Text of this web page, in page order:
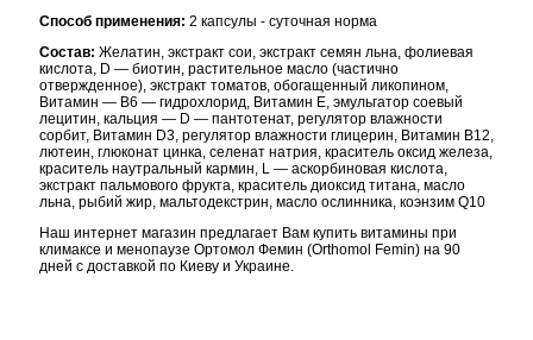
Способ применения: 2 капсулы - суточная норма
Состав: Желатин, экстракт сои, экстракт семян льна, фолиевая
кислота, D — биотин, растительное масло (частично
отвержденное), экстракт томатов, обогащенный ликопином,
Витамин — В6 — гидрохлорид, Витамин E, эмульгатор соевый
лецитин, кальция — D — пантотенат, регулятор влажности
сорбит, Витамин D3, регулятор влажности глицерин, Витамин В12,
лютеин, глюконат цинка, селенат натрия, краситель оксид железа,
краситель наутральный кармин, L — аскорбиновая кислота,
экстракт пальмового фрукта, краситель диоксид титана, масло
льна, рыбий жир, мальтодекстрин, масло ослинника, коэнзим Q10
Наш интернет магазин предлагает Вам купить витамины при
климаксе и менопаузе Ортомол Фемин (Orthomol Femin) на 90
дней с доставкой по Киеву и Украине.